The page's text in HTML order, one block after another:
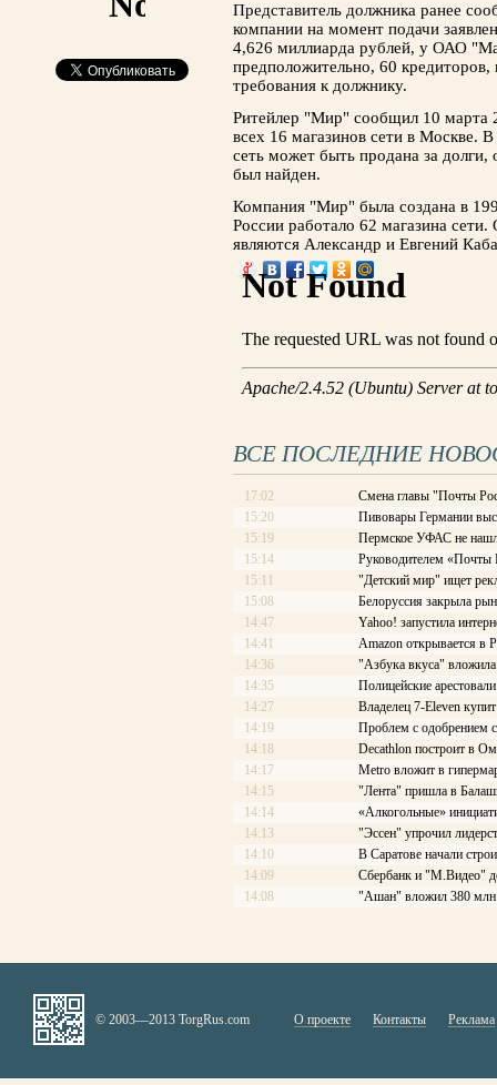
Представитель должника ранее
компании на момент подачи
4,626 миллиарда рублей, у ОАО
предположительно, 60
требования к должнику.
Ритейлер "Мир" сообщил 10 марта
всех 16 магазинов сети в Москве.
сеть может быть продана за долги,
был найден.
Компания "Мир" была создана в
России работало 62 магазина
являются Александр и Евгений
ВСЕ ПОСЛЕДНИЕ
17:02
Смена главы "Почты
15:20
Пивовары Германии
15:19
Пермское УФАС не
15:14
Руководителем «Почты
15:11
"Детский мир" ищет
15:08
Белоруссия закрыла
14:47
Yahoo! запустила
14:41
Amazon открывается в
14:36
"Азбука вкуса"
14:35
Полицейские
14:27
Владелец 7-Eleven
14:19
Проблем с одобрением
14:18
Decathlon построит в
14:17
Меtrо вложит в
14:15
"Лента" пришла в
14:14
«Алкогольные»
14:13
"Эссен" упрочил
14:10
В Саратове начали
14:09
Сбербанк и "М.Видео"
14:08
"Ашан" вложил 380 млн
© 2003—2013 TorgRus.com О проекте Контакты Реклама